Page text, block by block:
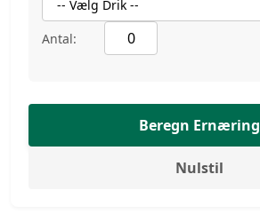
Antal:
Beregn Ernæring
Nulstil